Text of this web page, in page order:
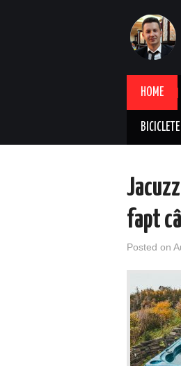
HOME
BICICLETE
fapt
Posted on